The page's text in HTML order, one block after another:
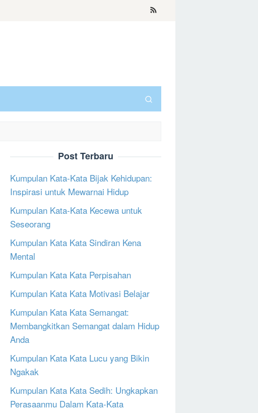
Post Terbaru
Kumpulan Kata-Kata Bijak Kehidupan:
Inspirasi untuk Mewarnai Hidup
Kumpulan Kata-Kata Kecewa untuk
Seseorang
Kumpulan Kata Kata Sindiran Kena
Mental
Kumpulan Kata Kata Perpisahan
Kumpulan Kata Kata Motivasi Belajar
Kumpulan Kata Kata Semangat:
Membangkitkan Semangat dalam Hidup
Anda
Kumpulan Kata Kata Lucu yang Bikin
Ngakak
Kumpulan Kata Kata Sedih: Ungkapkan
Perasaanmu Dalam Kata-Kata